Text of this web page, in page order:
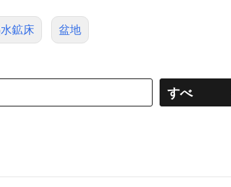
鉱床 盆地
すべ